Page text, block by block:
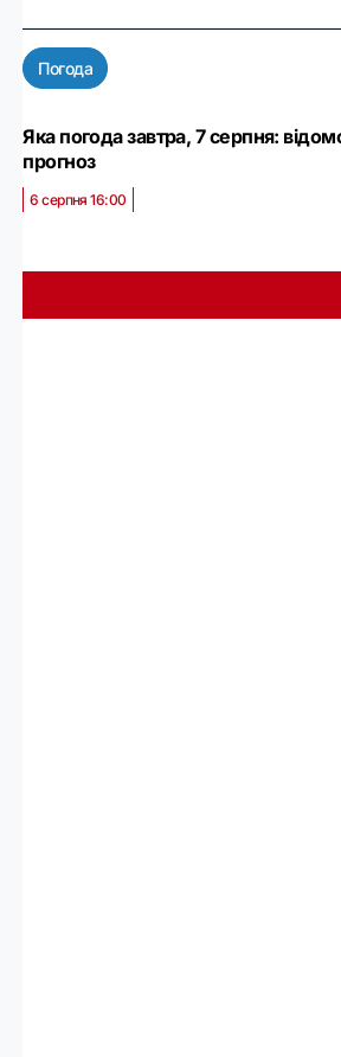
Погода
Яка погода завтра, 7 серпня:
прогноз
6 серпня 16:00